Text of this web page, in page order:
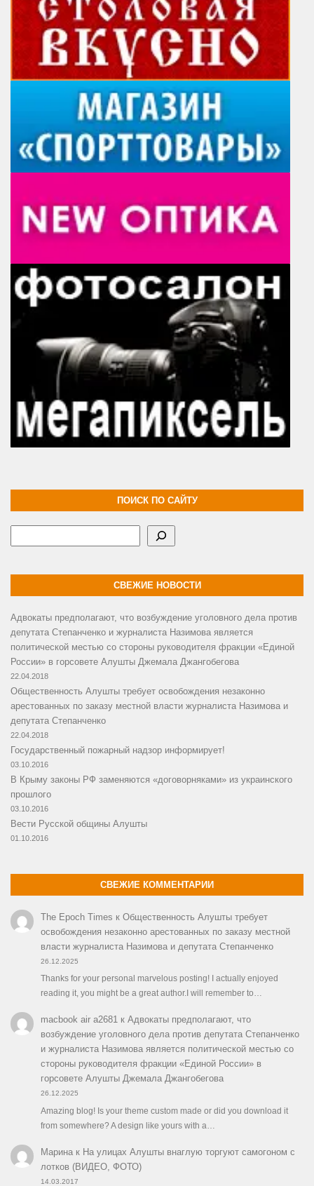
ПОИСК ПО САЙТУ
СВЕЖИЕ НОВОСТИ
Адвокаты предполагают, что возбуждение уголовного дела против
депутата Степанченко и журналиста Назимова является
политической местью со стороны руководителя фракции «Единой
России» в горсовете Алушты Джемала Джангобегова
22.04.2018
Общественность Алушты требует освобождения незаконно
арестованных по заказу местной власти журналиста Назимова и
депутата Степанченко
22.04.2018
Государственный пожарный надзор информирует!
03.10.2016
В Крыму законы РФ заменяются «договорняками» из украинского
прошлого
03.10.2016
Вести Русской общины Алушты
01.10.2016
СВЕЖИЕ КОММЕНТАРИИ
The Epoch Times к Общественность Алушты требует
освобождения незаконно арестованных по заказу местной
власти журналиста Назимова и депутата Степанченко
26.12.2025
Thanks for your personal marvelous posting! I actually enjoyed
reading it, you might be a great author.I will remember to…
macbook air a2681к Адвокаты предполагают, что
возбуждение уголовного дела против депутата Степанченко
и журналиста Назимова является политической местью со
стороны руководителя фракции «Единой России» в
горсовете Алушты Джемала Джангобегова
26.12.2025
Amazing blog! Is your theme custom made or did you download it
from somewhere? A design like yours with a…
Маринак На улицах Алушты внаглую торгуют самогоном с
лотков (ВИДЕО, ФОТО)
14.03.2017